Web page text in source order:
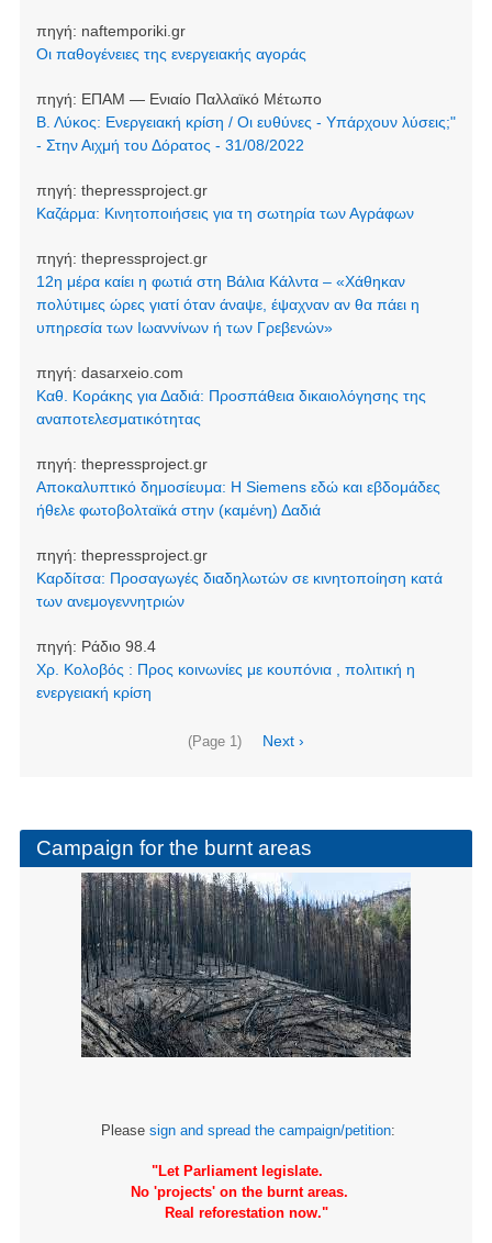
πηγή: naftemporiki.gr
Οι παθογένειες της ενεργειακής αγοράς
πηγή: ΕΠΑΜ — Ενιαίο Παλλαϊκό Μέτωπο
Β. Λύκος: Ενεργειακή κρίση / Οι ευθύνες - Υπάρχουν λύσεις;"
- Στην Αιχμή του Δόρατος - 31/08/2022
πηγή: thepressproject.gr
Καζάρμα: Κινητοποιήσεις για τη σωτηρία των Αγράφων
πηγή: thepressproject.gr
12η μέρα καίει η φωτιά στη Βάλια Κάλντα – «Χάθηκαν
πολύτιμες ώρες γιατί όταν άναψε, έψαχναν αν θα πάει η
υπηρεσία των Ιωαννίνων ή των Γρεβενών»
πηγή: dasarxeio.com
Καθ. Κοράκης για Δαδιά: Προσπάθεια δικαιολόγησης της
αναποτελεσματικότητας
πηγή: thepressproject.gr
Αποκαλυπτικό δημοσίευμα: Η Siemens εδώ και εβδομάδες
ήθελε φωτοβολταϊκά στην (καμένη) Δαδιά
πηγή: thepressproject.gr
Καρδίτσα: Προσαγωγές διαδηλωτών σε κινητοποίηση κατά
των ανεμογεννητριών
πηγή: Ράδιο 98.4
Χρ. Κολοβός : Προς κοινωνίες με κουπόνια , πολιτική η
ενεργειακή κρίση
(Page 1)
Next
Next ›
Campaign for the burnt areas
Please sign and spread the campaign/petition:
"Let Parliament legislate.
No 'projects' on the burnt areas.
Real reforestation now."